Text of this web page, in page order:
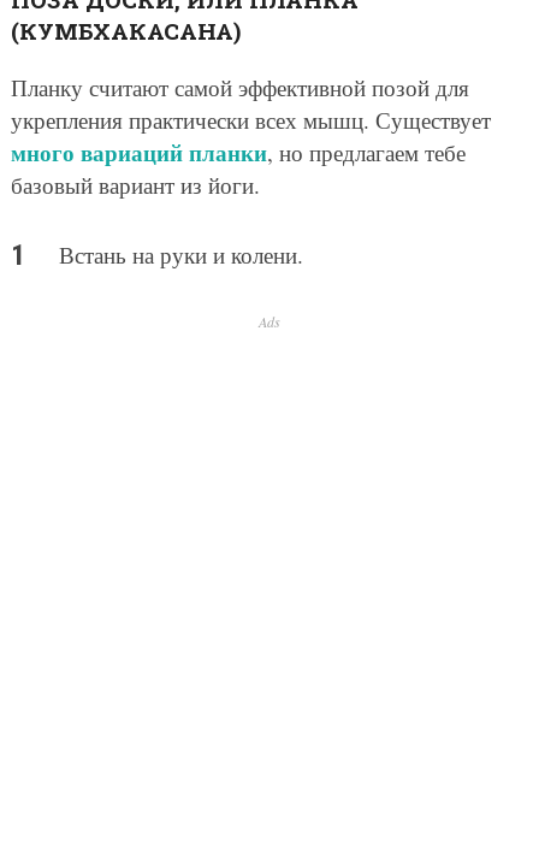
(КУМБХАКАСАНА)
Планку считают самой эффективной позой для
укрепления практически всех мышц. Существует
много вариаций планки, но предлагаем тебе
базовый вариант из йоги.
Встань на руки и колени.
Ads